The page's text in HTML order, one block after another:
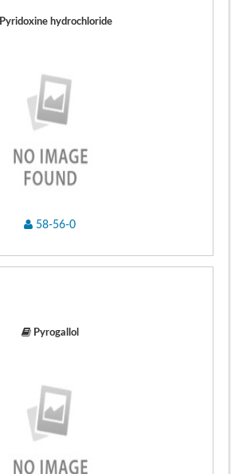
Pyridoxine hydrochloride
58-56-0
Pyrogallol